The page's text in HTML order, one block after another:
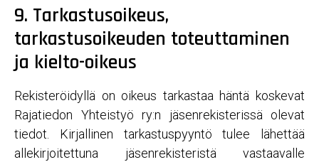
9. Tarkastusoikeus,
tarkastusoikeuden toteuttaminen
ja kielto-oikeus
Rekisteröidyllä on oikeus tarkastaa häntä koskevat
Rajatiedon Yhteistyö ry:n jäsenrekisterissä olevat
tiedot. Kirjallinen tarkastuspyyntö tulee lähettää
allekirjoitettuna jäsenrekisteristä vastaavalle